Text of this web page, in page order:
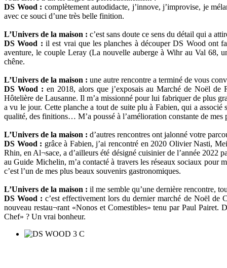
DS Wood : complètement autodidacte, j’innove, j’improvise, je
avec ce souci d’une très belle finition.
L’Univers de la maison : c’est sans doute ce sens du détail qui a
DS Wood : il est vrai que les planches à découper DS Wood ont
aventure, le couple Leray (La nouvelle auberge à Wihr au Val 68,
chêne.
L’Univers de la maison : une autre rencontre a terminé de vous
DS Wood : en 2018, alors que j’exposais au Marché de Noël
Hôtelière de Lausanne. Il m’a missionné pour lui fabriquer de plus
a vu le jour. Cette planche a tout de suite plu à Fabien, qui a
qualité, des finitions… M’a poussé à l’amélioration constante de mes
L’Univers de la maison : d’autres rencontres ont jalonné votre
DS Wood : grâce à Fabien, j’ai rencontré en 2020 Olivier Nasti,
Rhin, en Al¬sace, a d’ailleurs été désigné cuisinier de l’année
au Guide Michelin, m’a contacté à travers les réseaux sociaux pour
c’est l’un de mes plus beaux souvenirs gastronomiques.
L’Univers de la maison : il me semble qu’une dernière rencontre,
DS Wood : c’est effectivement lors du dernier marché de Noël de
nouveau restau¬rant «Nonos et Comestibles» tenu par Paul Pairet.
Chef» ? Un vrai bonheur.